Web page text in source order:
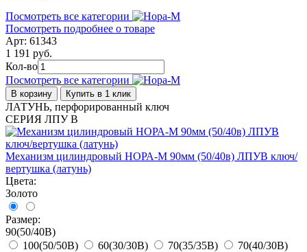
Посмотреть все категории
Посмотреть подробнее о товаре
Арт: 61343
1 191 руб.
Кол-во
Посмотреть все категории
В корзину Купить в 1 клик
ЛАТУНЬ, перфорированный ключ
СЕРИЯ ЛПУ В
Механизм цилиндровый НОРА-М 90мм (50/40в) ЛПУВ ключ/
вертушка (латунь)
Цвета:
Золото
Размер:
90(50/40В)
100(50/50В)
60(30/30В) 70(35/35В)
70(40/30В)